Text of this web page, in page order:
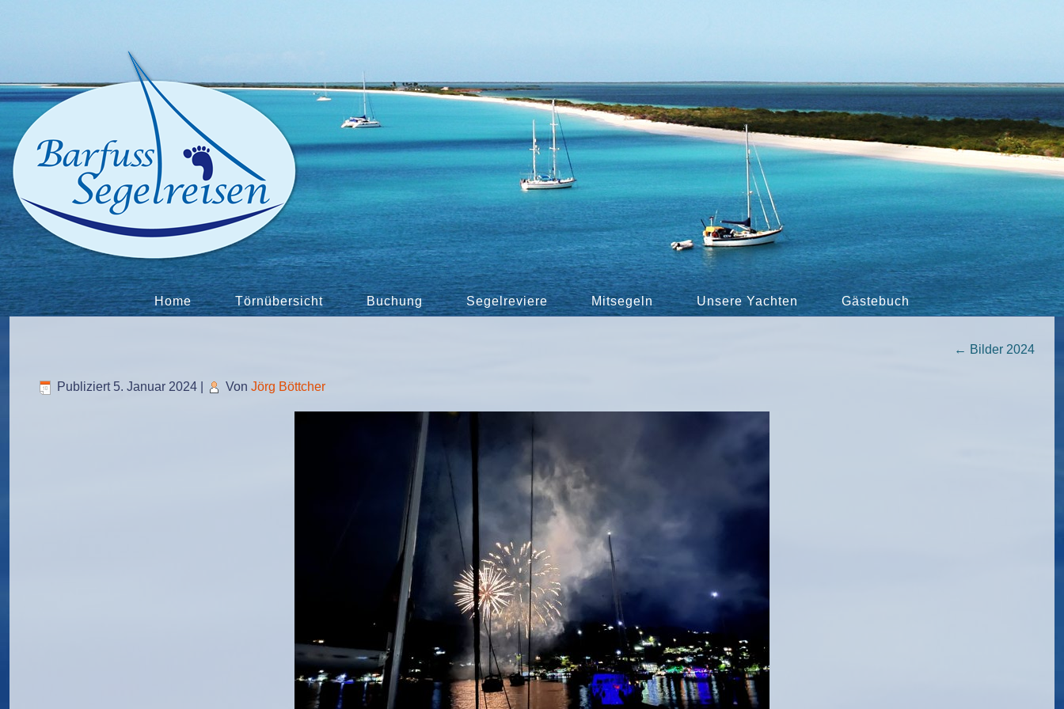
Home Törnübersicht Buchung Segelreviere Mitsegeln Unsere Yachten Gästebuch
← Bilder 2024
Publiziert 5. Januar 2024 Von Jörg Böttcher